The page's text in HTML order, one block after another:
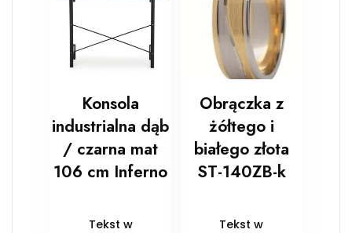
Konsola
industrialna dąb
/ czarna mat
106 cm Inferno
Tekst w
Obrączka z
żółtego i
białego złota
ST-140ZB-k
Tekst w